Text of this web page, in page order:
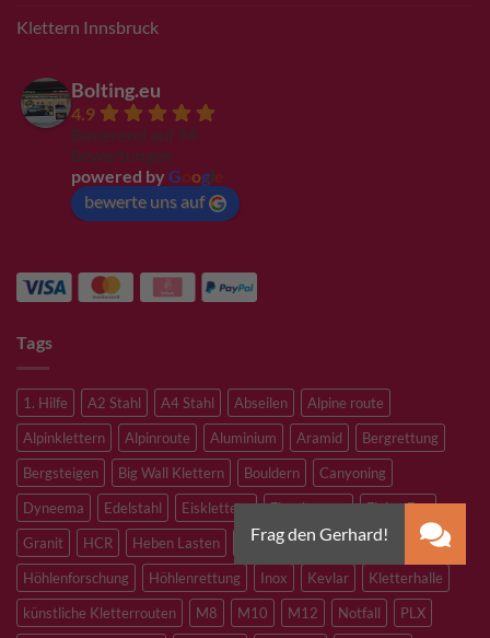
Klettern Innsbruck
Bolting.eu
4.9
Basierend auf 94
Bewertungen
powered by G ogl
bewerte uns auf
Tags
1. Hilfe A2 Stahl A4 Stahl Abseilen
Alpine route
Alpinklettern
Alpinroute Aluminium Aramid
Bergrettung
Bergsteigen
Big Wall Klettern Bouldern
Canyoning
Dyneema
Edelstahl Eisklettern Flaschenzug
Flying Fox
Granit
HCR Heben Lasten Hochtouren
Höhenarbeiten
Höhlenforschung
Höhlenrettung Inox Kevlar
Kletterhalle
künstliche Kletterrouten
M8 M10 M12 Notfall
PLX